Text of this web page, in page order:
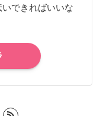
いできればいいな